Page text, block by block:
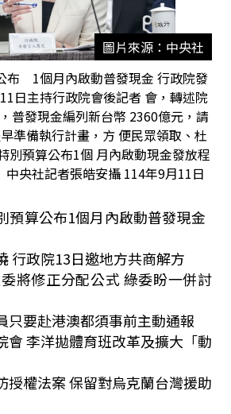
圖片來源：中央社
布 1個月內啟動普發現金 行政院發
日主持行政院會後記者 會，轉述院
普發現金編列新台幣 2360億元，請
準備執行計畫，方 便民眾領取、杜
別預算公布1個 月內啟動現金發放程
中央社記者張皓安攝 114年9月11日
預算公布1個月內啟動普發現金
行政院13日邀地方共商解方
將修正分配公式 綠委盼一併討
只要赴港澳都須事前主動通報
李洋拋體育班改革及擴大「動
權法案 保留對烏克蘭台灣援助